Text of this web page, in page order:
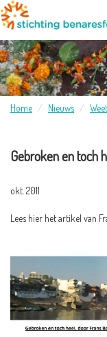
Home Nieuws
Gebroken en toch
okt. 2011
Lees hier het artikel van